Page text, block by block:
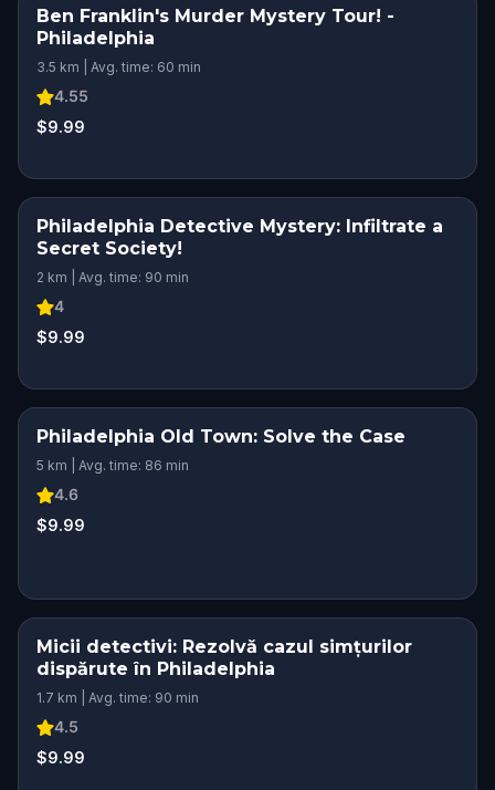
Ben Franklin's Murder Mystery Tour! -
Philadelphia
3.5 km | Avg. time: 60 min
4.55
$9.99
Philadelphia Detective Mystery: Infiltrate a
Secret Society!
2 km | Avg. time: 90 min
4
$9.99
Philadelphia Old Town: Solve the Case
5 km | Avg. time: 86 min
4.6
$9.99
Micii detectivi: Rezolvă cazul simțurilor
dispărute în Philadelphia
1.7 km | Avg. time: 90 min
4.5
$9.99